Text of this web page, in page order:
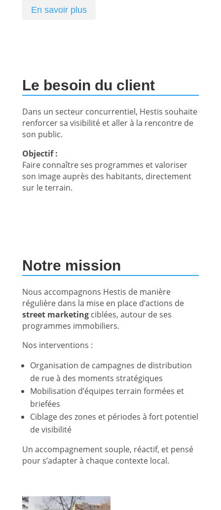
En savoir plus
Le besoin du client
Dans un secteur concurrentiel, Hestis souhaite
renforcer sa visibilité et aller à la rencontre de
son public.
Objectif :
Faire connaître ses programmes et valoriser
son image auprès des habitants, directement
sur le terrain.
Notre mission
Nous accompagnons Hestis de manière
régulière dans la mise en place d’actions de
street marketingciblées, autour de ses
programmes immobiliers.
Nos interventions :
Organisation de campagnes de distribution
de rue à des moments stratégiques
Mobilisation d’équipes terrain formées et
briefées
Ciblage des zones et périodes à fort potentiel
de visibilité
Un accompagnement souple, réactif, et pensé
pour s’adapter à chaque contexte local.